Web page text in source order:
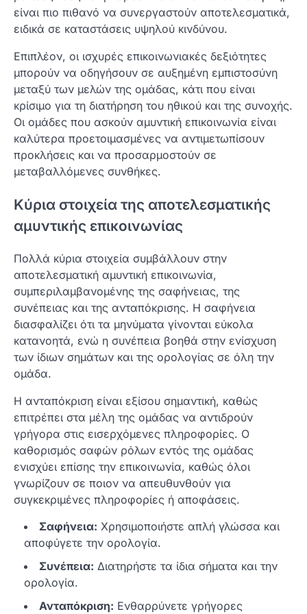
είναι πιο πιθανό να συνεργαστούν αποτελεσματικά,
ειδικά σε καταστάσεις υψηλού κινδύνου.
Επιπλέον, οι ισχυρές επικοινωνιακές δεξιότητες
μπορούν να οδηγήσουν σε αυξημένη εμπιστοσύνη
μεταξύ των μελών της ομάδας, κάτι που είναι
κρίσιμο για τη διατήρηση του ηθικού και της συνοχής.
Οι ομάδες που ασκούν αμυντική επικοινωνία είναι
καλύτερα προετοιμασμένες να αντιμετωπίσουν
προκλήσεις και να προσαρμοστούν σε
μεταβαλλόμενες συνθήκες.
Κύρια στοιχεία της αποτελεσματικής
αμυντικής επικοινωνίας
Πολλά κύρια στοιχεία συμβάλλουν στην
αποτελεσματική αμυντική επικοινωνία,
συμπεριλαμβανομένης της σαφήνειας, της
συνέπειας και της ανταπόκρισης. Η σαφήνεια
διασφαλίζει ότι τα μηνύματα γίνονται εύκολα
κατανοητά, ενώ η συνέπεια βοηθά στην ενίσχυση
των ίδιων σημάτων και της ορολογίας σε όλη την
ομάδα.
Η ανταπόκριση είναι εξίσου σημαντική, καθώς
επιτρέπει στα μέλη της ομάδας να αντιδρούν
γρήγορα στις εισερχόμενες πληροφορίες. Ο
καθορισμός σαφών ρόλων εντός της ομάδας
ενισχύει επίσης την επικοινωνία, καθώς όλοι
γνωρίζουν σε ποιον να απευθυνθούν για
συγκεκριμένες πληροφορίες ή αποφάσεις.
Σαφήνεια: Χρησιμοποιήστε απλή γλώσσα και
αποφύγετε την ορολογία.
Συνέπεια: Διατηρήστε τα ίδια σήματα και την
ορολογία.
Ανταπόκριση: Ενθαρρύνετε γρήγορες